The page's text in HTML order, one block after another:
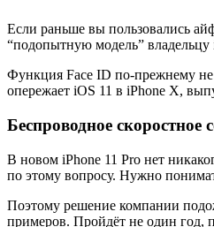
Если раньше вы пользовались
“подопытную модель” владельцу
Функция Face ID по-прежнему не
опережает iOS 11 в iPhone X,
Беспроводное скоростное
В новом iPhone 11 Pro нет
по этому вопросу. Нужно
Поэтому решение компании
примеров. Пройдёт не один год,